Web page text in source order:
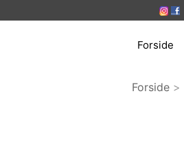
Forside
Forside >